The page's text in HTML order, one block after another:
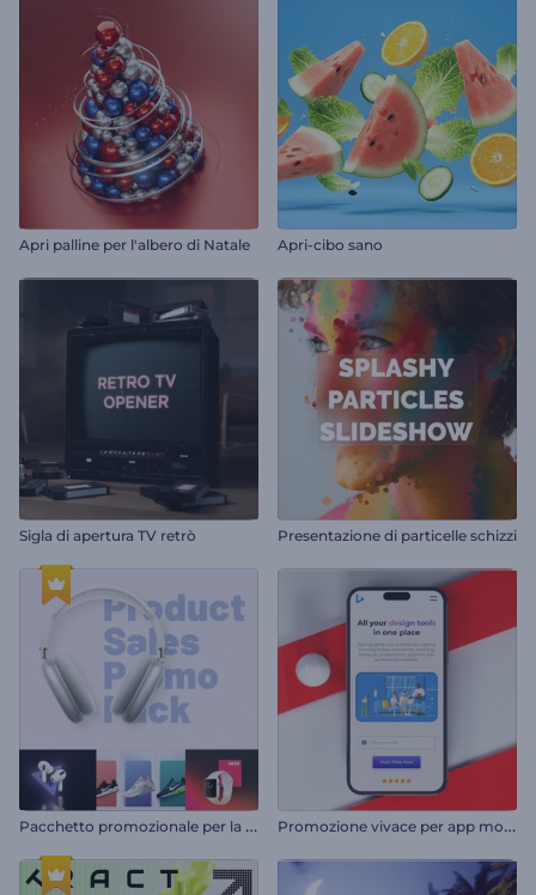
Apri palline per l'albero di Natale Apri-cibo sano
Sigla di apertura TV retrò Presentazione di particelle schizzi
P
acchetto promozionale per la vendita del prodotto P
romozione vivace per app mobile